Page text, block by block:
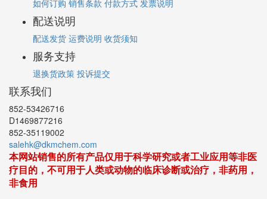
如何订购 销售条款 付款方式 发票说明
配送说明
配送发货 运费说明 收货须知
服务支持
退换货政策 投诉提交
联系我们
852-53426716
D1469877216
852-35119002
salehk@dkmchem.com
本网站销售的所有产品仅用于科学研究或者工业应用等非医
疗目的，不可用于人类或动物的临床诊断或治疗，非药用，
非食用